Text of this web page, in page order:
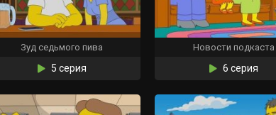
Зуд седьмого пива
5 серия
Новости подкаста
6 серия